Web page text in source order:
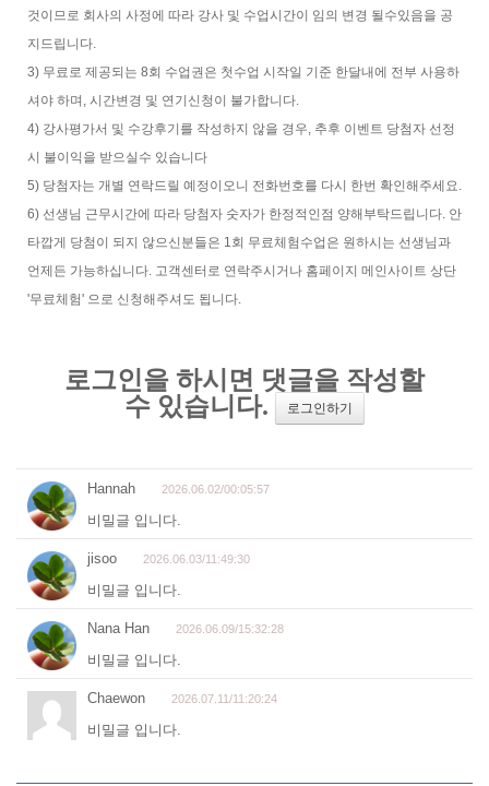
것이므로 회사의 사정에 따라 강사 및 수업시간이 임의 변경 될수있음을 공
지드립니다.
3) 무료로 제공되는 8회 수업권은 첫수업 시작일 기준 한달내에 전부 사용하
셔야 하며, 시간변경 및 연기신청이 불가합니다.
4) 강사평가서 및 수강후기를 작성하지 않을 경우, 추후 이벤트 당첨자 선정
시 불이익을 받으실수 있습니다
5) 당첨자는 개별 연락드릴 예정이오니 전화번호를 다시 한번 확인해주세요.
6) 선생님 근무시간에 따라 당첨자 숫자가 한정적인점 양해부탁드립니다. 안
타깝게 당첨이 되지 않으신분들은 1회 무료체험수업은 원하시는 선생님과
언제든 가능하십니다. 고객센터로 연락주시거나 홈페이지 메인사이트 상단
'무료체험' 으로 신청해주셔도 됩니다.